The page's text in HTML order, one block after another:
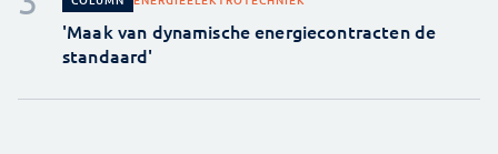
'Maak van dynamische energiecontracten de
standaard'